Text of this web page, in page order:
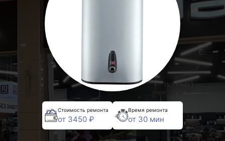
Стоимость ремонта
от 3450 ₽
Время ремонта
от 30 мин